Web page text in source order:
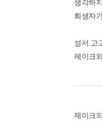
생각하
희생자
성서 고
제이크
제이크